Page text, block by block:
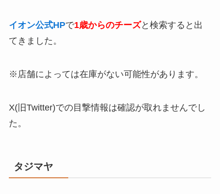
イオン公式HPで1歳からのチーズと検索すると出
てきました。
※店舗によっては在庫がない可能性があります。
X(旧Twitter)での目撃情報は確認が取れませんでし
た。
タジマヤ